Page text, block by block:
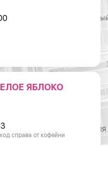
ЯБЛОКО
справа от кофейни